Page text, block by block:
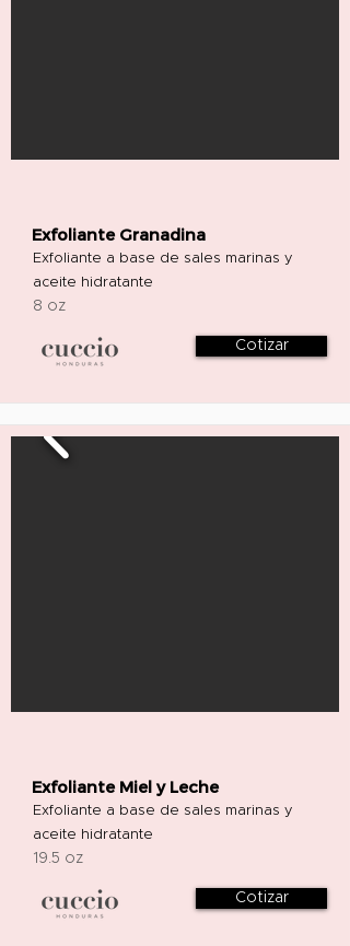
Exfoliante Granadina
Exfoliante a base de sales marinas y
aceite hidratante
8 oz
Cotizar
Exfoliante Miel y Leche
Exfoliante a base de sales marinas y
aceite hidratante
19.5 oz
Cotizar